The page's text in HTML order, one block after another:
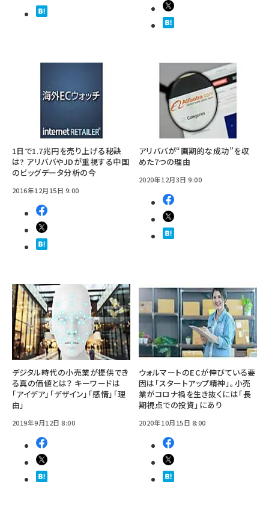
1日で1.7兆円を売り上げる秘訣
は? アリババやJDが重視する中国
のビッグデータ分析の今
2016年12月15日 9:00
アリババが“画期的な成功”を収
めた7つの理由
2020年12月3日 9:00
デジタル時代の小売業が提供でき
る真の価値とは？ キーワードは
「アイデア」「デザイン」「感情」「理
由」
2019年9月12日 8:00
ウォルマートのECが伸びている要
因は「スタートアップ精神」。小売
業がコロナ禍を生き抜くには「長
期視点での投資」にあり
2020年10月15日 8:00